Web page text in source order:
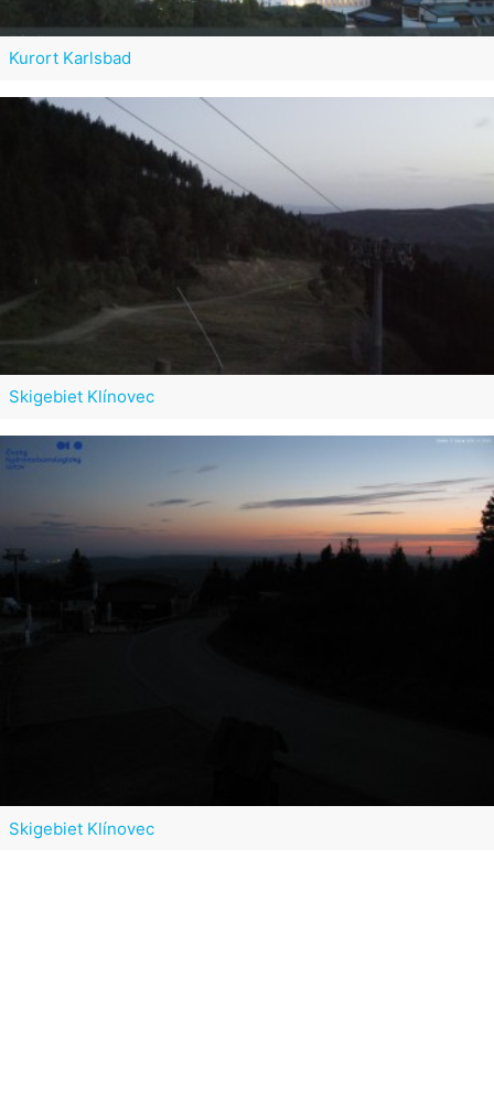
Kurort Karlsbad
Skigebiet Klínovec
Skigebiet Klínovec